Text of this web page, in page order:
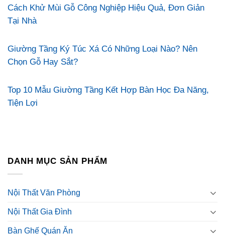
Cách Khử Mùi Gỗ Công Nghiệp Hiệu Quả, Đơn Giản
Tại Nhà
Giường Tầng Ký Túc Xá Có Những Loại Nào? Nên
Chọn Gỗ Hay Sắt?
Top 10 Mẫu Giường Tầng Kết Hợp Bàn Học Đa Năng,
Tiện Lợi
DANH MỤC SẢN PHẨM
Nội Thất Văn Phòng
Nội Thất Gia Đình
Bàn Ghế Quán Ăn